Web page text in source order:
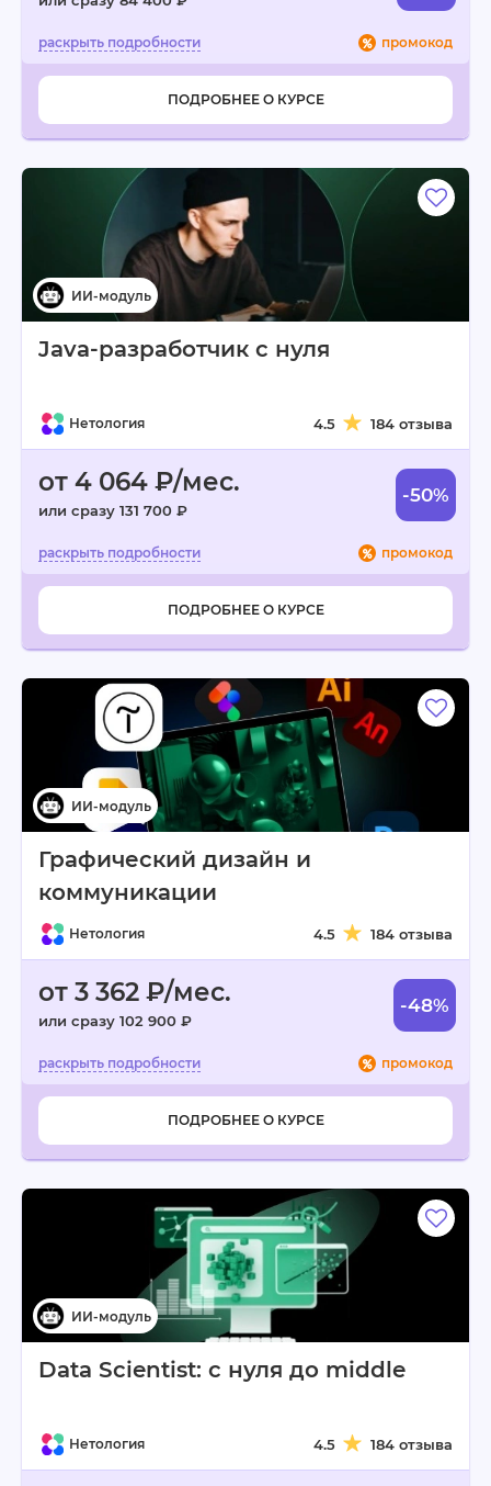
промокод
ПОДРОБНЕЕ О КУРСЕ
Java-разработчик с нуля
Нетология 4.5 184 отзыва
от 4 064 ₽/мес.
или сразу 131 700 ₽
-50%
промокод
ПОДРОБНЕЕ О КУРСЕ
Графический дизайн и
коммуникации
Нетология 4.5 184 отзыва
от 3 362 ₽/мес.
или сразу 102 900 ₽
-48%
промокод
ПОДРОБНЕЕ О КУРСЕ
Data Scientist: с нуля до middle
Нетология 4.5 184 отзыва